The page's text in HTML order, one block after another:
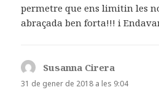
permetre que ens limitin les
abraçada ben forta!!! i
Susanna Cirera
dit:
31 de gener de 2018 a les 9:04